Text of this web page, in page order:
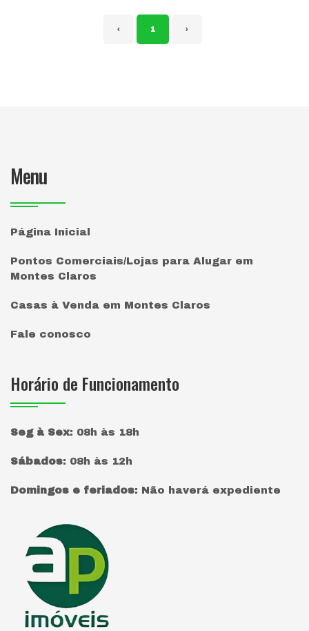
‹ 1 ›
Menu
Página Inicial
Pontos Comerciais/Lojas para Alugar em
Montes Claros
Casas à Venda em Montes Claros
Fale conosco
Horário de Funcionamento
Seg à Sex: 08h às 18h
Sábados: 08h às 12h
Domingos e feriados: Não haverá expediente
Página inicial